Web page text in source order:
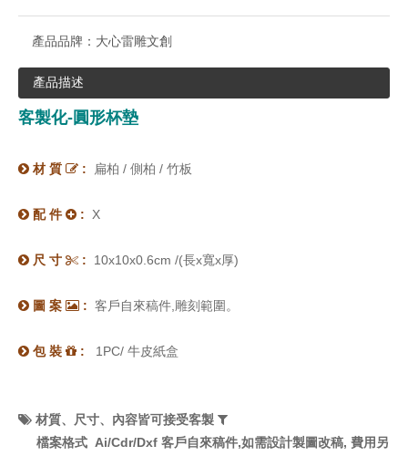
產品品牌： 大心雷雕文創
產品描述
客製化-圓形杯墊
 材 質  : 扁柏 / 側柏 / 竹板
 配 件  : X
 尺 寸  : 10x10x0.6cm /(長x寬x厚)
 圖 案  : 客戶自來稿件,雕刻範圍。
 包 裝  : 1PC/ 牛皮紙盒
 材質、 尺寸、內容皆可接受客製 
檔案格式 Ai/Cdr/Dxf 客戶自來稿件,如需設計製圖改稿, 費用另